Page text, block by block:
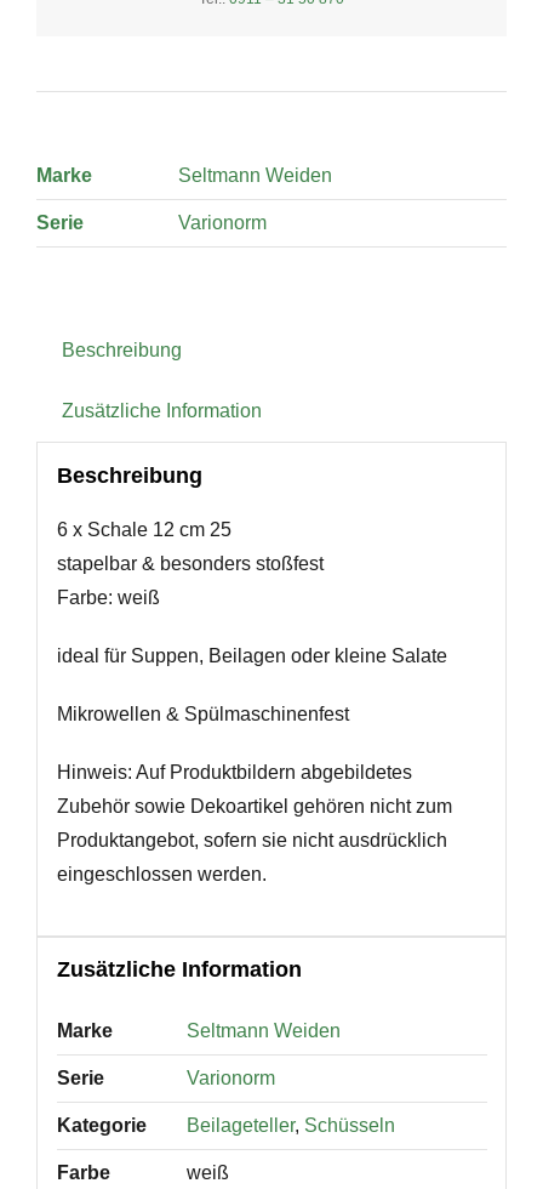
Marke Seltmann Weiden
Serie Varionorm
Beschreibung
Zusätzliche Information
Beschreibung
6 x Schale 12 cm 25
stapelbar & besonders stoßfest
Farbe: weiß
ideal für Suppen, Beilagen oder kleine Salate
Mikrowellen & Spülmaschinenfest
Hinweis: Auf Produktbildern abgebildetes
Zubehör sowie Dekoartikel gehören nicht zum
Produktangebot, sofern sie nicht ausdrücklich
eingeschlossen werden.
Zusätzliche Information
Marke Seltmann Weiden
Serie Varionorm
Kategorie Beilageteller, Schüsseln
Farbe weiß